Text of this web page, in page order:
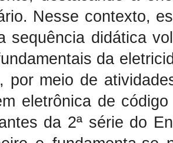
Nesse contexto,
sequência didática
da
por meio de
eletrônica de
da 2ª série do